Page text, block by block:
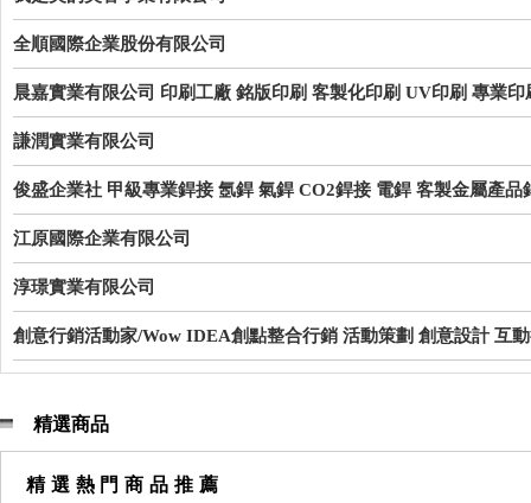
全順國際企業股份有限公司
晨嘉實業有限公司 印刷工廠 銘版印刷 客製化印刷 UV印刷 專業
謙潤實業有限公司
俊盛企業社 甲級專業銲接 氬銲 氣銲 CO2銲接 電銲 客製金屬產品
江原國際企業有限公司
淳璟實業有限公司
創意行銷活動家/Wow IDEA創點整合行銷 活動策劃 創意設計互
精選商品
精選熱門商品推薦